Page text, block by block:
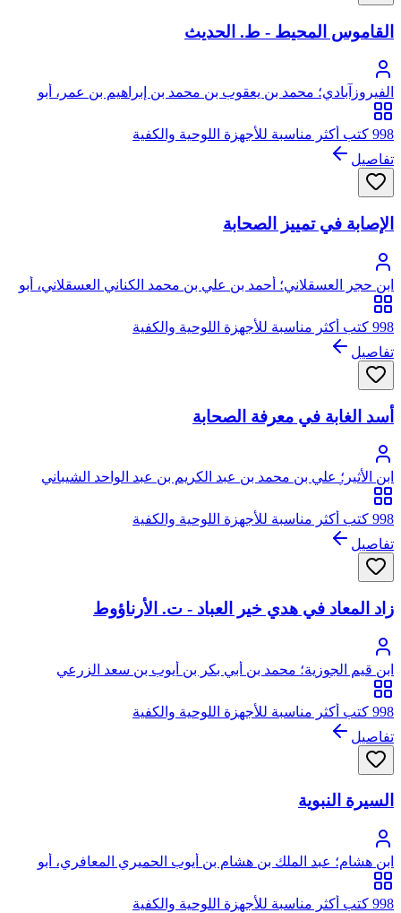
القاموس المحيط - ط. الحديث
الفيروزآبادي؛ محمد بن يعقوب بن محمد بن إبراهيم بن عمر، أبو
طاهر، مجد الدين الشيرازي الفيروزآبادي
998 كتب أكثر مناسبة للأجهزة اللوحية والكفية
تفاصيل
الإصابة في تمييز الصحابة
ابن حجر العسقلاني؛ أحمد بن علي بن محمد الكناني العسقلاني، أبو
الفضل، شهاب الدين، ابن حجر
998 كتب أكثر مناسبة للأجهزة اللوحية والكفية
تفاصيل
أسد الغابة في معرفة الصحابة
ابن الأثير؛ علي بن محمد بن عبد الكريم بن عبد الواحد الشيباني
الجزري، أبو الحسن عز الدين ابن الأثير
998 كتب أكثر مناسبة للأجهزة اللوحية والكفية
تفاصيل
زاد المعاد في هدي خير العباد - ت. الأرناؤوط
ابن قيم الجوزية؛ محمد بن أبي بكر بن أيوب بن سعد الزرعي
الدمشقي، أبو عبد الله، شمس الدين
998 كتب أكثر مناسبة للأجهزة اللوحية والكفية
تفاصيل
السيرة النبوية
ابن هشام؛ عبد الملك بن هشام بن أيوب الحميري المعافري، أبو
محمد، جمال الدين
998 كتب أكثر مناسبة للأجهزة اللوحية والكفية